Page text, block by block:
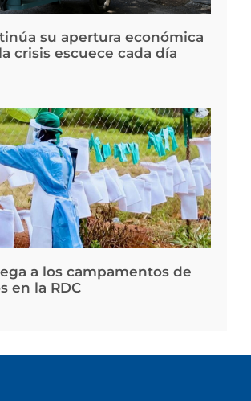
su apertura económica
crisis escuece cada día
a los campamentos de
en la RDC